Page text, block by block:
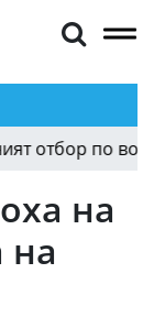
по
на
на